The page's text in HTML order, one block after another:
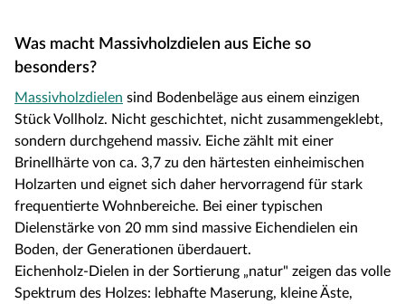
Was macht Massivholzdielen aus Eiche so
besonders?
Massivholzdielen sind Bodenbeläge aus einem einzigen
Stück Vollholz. Nicht geschichtet, nicht zusammengeklebt,
sondern durchgehend massiv. Eiche zählt mit einer
Brinellhärte von ca. 3,7 zu den härtesten einheimischen
Holzarten und eignet sich daher hervorragend für stark
frequentierte Wohnbereiche. Bei einer typischen
Dielenstärke von 20 mm sind massive Eichendielen ein
Boden, der Generationen überdauert.
Eichenholz-Dielen in der Sortierung „natur" zeigen das volle
Spektrum des Holzes: lebhafte Maserung, kleine Äste,